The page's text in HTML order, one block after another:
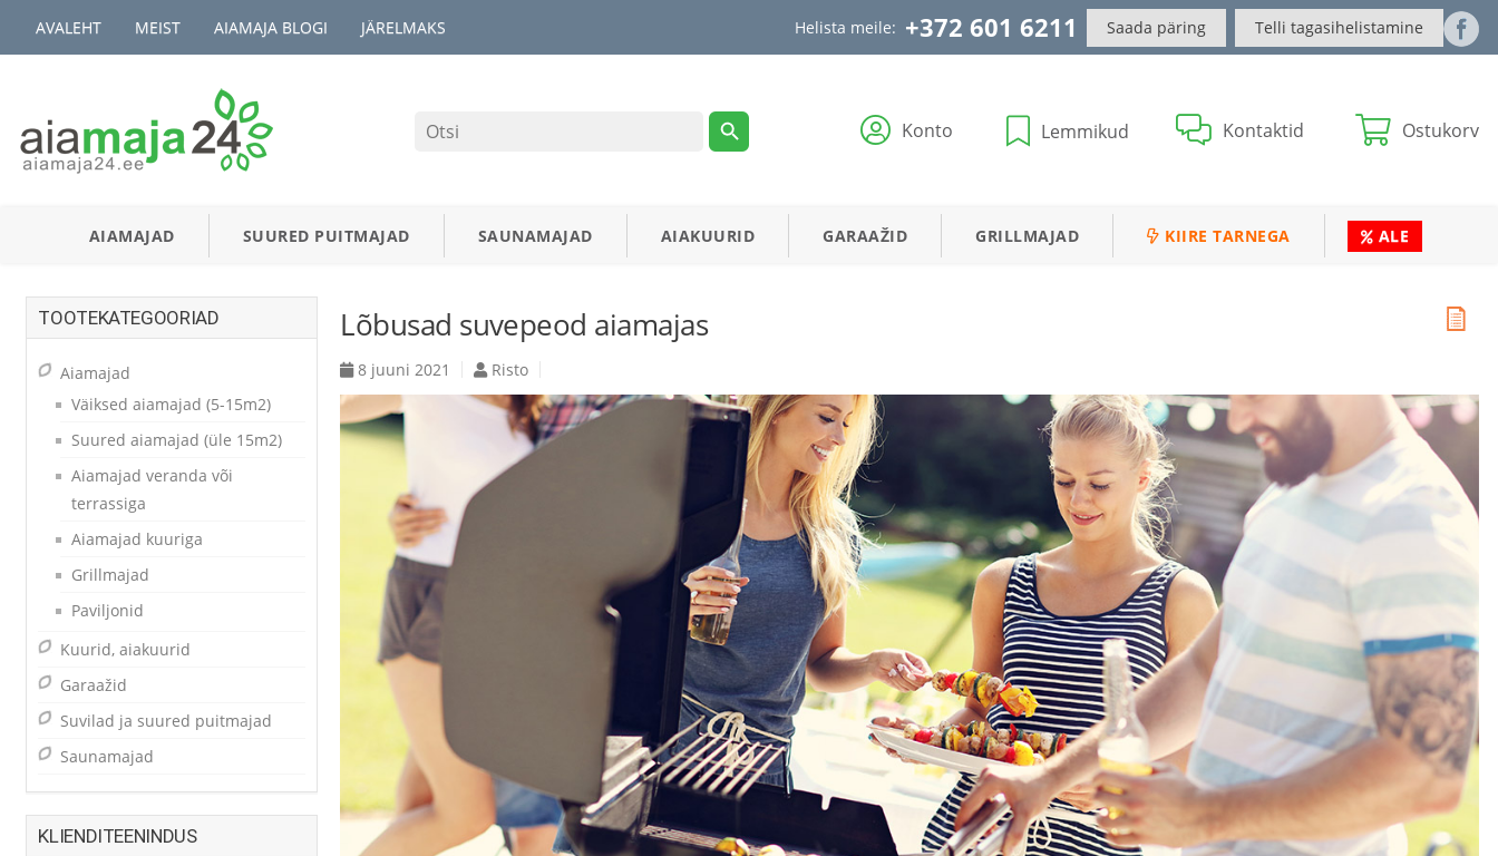
AVALEHT MEIST AIAMAJA BLOGI JÄRELMAKS Helista meile: +372 601 6211 Saada päring Telli tagasihelistamine
Konto Lemmikud Kontaktid Ostukorv
AIAMAJAD SUURED PUITMAJAD SAUNAMAJAD AIAKUURID GARAAŽID GRILLMAJAD KIIRE TARNEGA ALE
Lõbusad suvepeod aiamajas
8 juuni 2021 Risto
TOOTEKATEGOORIAD
Aiamajad
Väiksed aiamajad (5-15m2)
Suured aiamajad (üle 15m2)
Aiamajad veranda või
terrassiga
Aiamajad kuuriga
Grillmajad
Paviljonid
Kuurid, aiakuurid
Garaažid
Suvilad ja suured puitmajad
Saunamajad
KLIENDITEENINDUS